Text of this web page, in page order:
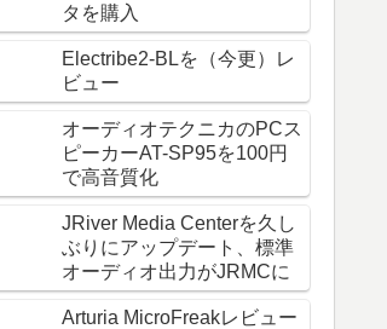
タを購入
Electribe2-BLを（今更）レ
ビュー
オーディオテクニカのPCス
ピーカーAT-SP95を100円
で高音質化
JRiver Media Centerを久し
ぶりにアップデート、標準
オーディオ出力がJRMCに
Arturia MicroFreakレビュー